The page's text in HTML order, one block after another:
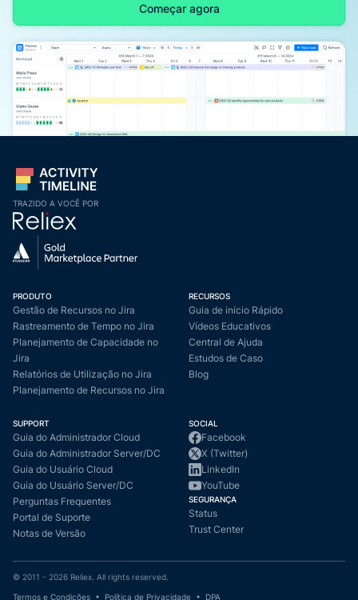
Começar agora
TRAZIDO A VOCÊ POR
PRODUTO
Gestão de Recursos no Jira
Rastreamento de Tempo no Jira
Planejamento de Capacidade no
Jira
Relatórios de Utilização no Jira
Planejamento de Recursos no Jira
RECURSOS
Guia de início Rápido
Vídeos Educativos
Central de Ajuda
Estudos de Caso
Blog
SUPPORT
Guia do Administrador Cloud
Guia do Administrador Server/DC
Guia do Usuário Cloud
Guia do Usuário Server/DC
Perguntas Frequentes
Portal de Suporte
Notas de Versão
SOCIAL
Facebook
X (Twitter)
LinkedIn
YouTube
SEGURANÇA
Status
Trust Center
© 2011 - 2026 Reliex. All rights reserved.
Termos e Condições Política de Privacidade DPA